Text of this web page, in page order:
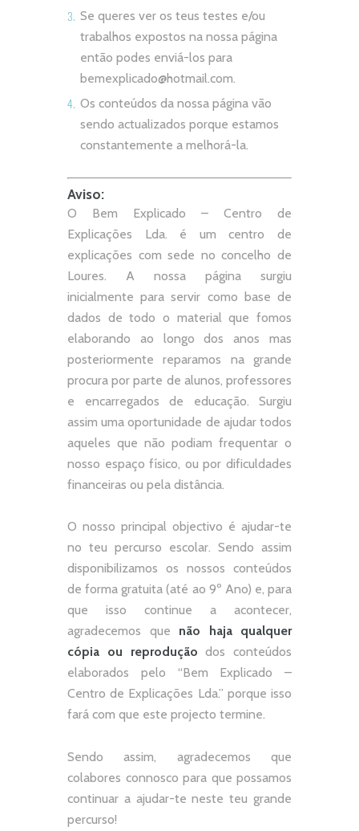
Se queres ver os teus testes e/ou
trabalhos expostos na nossa página
então podes enviá-los para
bemexplicado@hotmail.com.
Os conteúdos da nossa página vão
sendo actualizados porque estamos
constantemente a melhorá-la.
Aviso:
O Bem Explicado – Centro de
Explicações Lda. é um centro de
explicações com sede no concelho de
Loures. A nossa página surgiu
inicialmente para servir como base de
dados de todo o material que fomos
elaborando ao longo dos anos mas
posteriormente reparamos na grande
procura por parte de alunos, professores
e encarregados de educação. Surgiu
assim uma oportunidade de ajudar todos
aqueles que não podiam frequentar o
nosso espaço físico, ou por dificuldades
financeiras ou pela distância.
O nosso principal objectivo é ajudar-te
no teu percurso escolar. Sendo assim
disponibilizamos os nossos conteúdos
de forma gratuita (até ao 9º Ano) e, para
que isso continue a acontecer,
agradecemos que não
haja qualquer
cópia ou reprodução dos conteúdos
elaborados pelo “Bem Explicado –
Centro de Explicações Lda.” porque isso
fará com que este projecto termine.
Sendo assim, agradecemos que
colabores connosco para que possamos
continuar a ajudar-te neste teu grande
percurso!